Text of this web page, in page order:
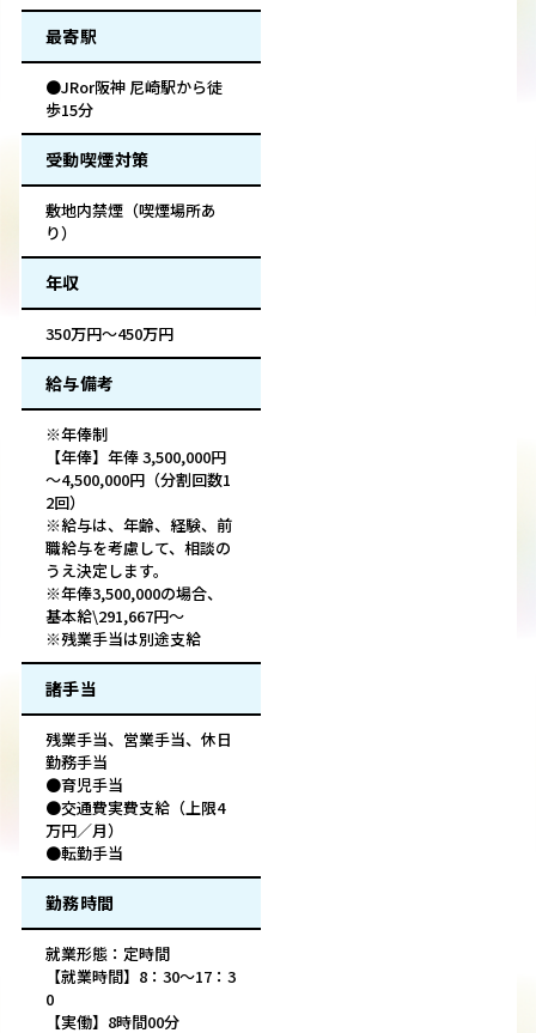
最寄駅
●JRor阪神 尼崎駅から徒
歩15分
受動喫煙対策
敷地内禁煙（喫煙場所あ
り）
年収
350万円～450万円
給与備考
※年俸制
【年俸】年俸 3,500,000円
～4,500,000円（分割回数1
2回）
※給与は、年齢、経験、前
職給与を考慮して、相談の
うえ決定します。
※年俸3,500,000の場合、
基本給\291,667円～
※残業手当は別途支給
諸手当
残業手当、営業手当、休日
勤務手当
●育児手当
●交通費実費支給（上限4
万円／月）
●転勤手当
勤務時間
就業形態：定時間
【就業時間】8：30～17：3
0
【実働】8時間00分